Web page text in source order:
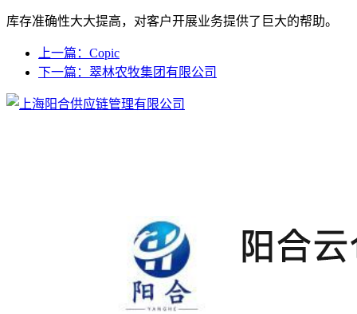
库存准确性大大提高，对客户开展业务提供了巨大的帮助。
上一篇：Copic
下一篇：翠林农牧集团有限公司